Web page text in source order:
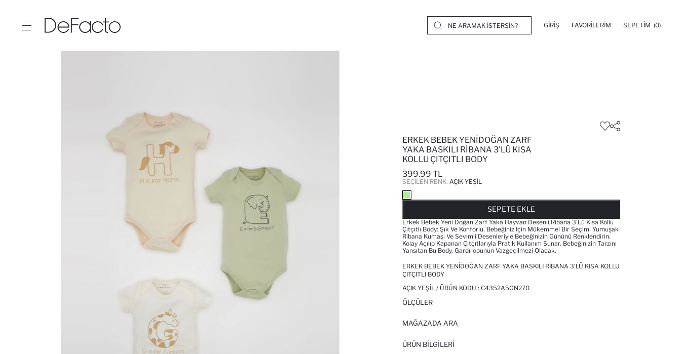
GIRIŞ FAVORILERIM SEPETIM (0)
ERKEK BEBEK YENIDOĞAN ZARF
YAKA BASKILI RIBANA 3'LÜ KISA
KOLLU ÇITÇITLI BODY
399.99 TL
SEÇILEN RENK: AÇIK YEŞIL
SEPETE EKLE
Erkek Bebek Yeni Doğan Zarf Yaka Hayvan Desenli Ribana 3'lü Kısa Kollu
Çıtçıtlı Body: Şık Ve Konforlu, Bebeğiniz Için Mükemmel Bir Seçim. Yumuşak
Ribana Kumaşı Ve Sevimli Desenleriyle Bebeğinizin Gününü Renklendirin.
Kolay Açılıp Kapanan Çıtçıtlarıyla Pratik Kullanım Sunar. Bebeğinizin Tarzını
Yansıtan Bu Body, Gardırobunun Vazgeçilmezi Olacak.
ERKEK BEBEK YENIDOĞAN ZARF YAKA BASKILI RIBANA 3'LÜ KISA KOLLU
ÇITÇITLI BODY
AÇIK YEŞIL / ÜRÜN KODU : C4352A5GN270
ÖLÇÜLER
MAĞAZADA ARA
ÜRÜN BILGILERI